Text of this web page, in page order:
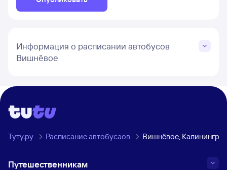
Информация о расписании автобусов
Вишнёвое
Туту.ру Расписание автобусаов Вишнёвое,
Путешественникам